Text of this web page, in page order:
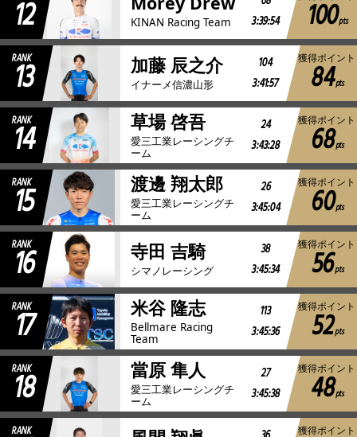
12 KINAN Racing Team
3:39:54
100pts
RANK
13 加藤 辰之介
イナーメ信濃山形
104
3:41:57
獲得ポイント
84pts
RANK
14 草場 啓吾
愛三工業レーシングチ
ーム
24
3:43:28
獲得ポイント
68pts
RANK
15 渡邊 翔太郎
愛三工業レーシングチ
ーム
26
3:45:04
獲得ポイント
60pts
RANK
16 寺田 吉騎
シマノレーシング
38
3:45:34
獲得ポイント
56pts
RANK
17 米谷 隆志
Bellmare Racing
Team
113
3:45:36
獲得ポイント
52pts
RANK
18 當原 隼人
愛三工業レーシングチ
ーム
27
3:45:38
獲得ポイント
48pts
RANK 獲得ポイント